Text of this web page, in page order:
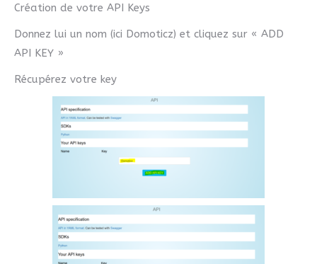
Création de votre API Keys
Donnez lui un nom (ici Domoticz) et cliquez sur « ADD
API KEY »
Récupérez votre key